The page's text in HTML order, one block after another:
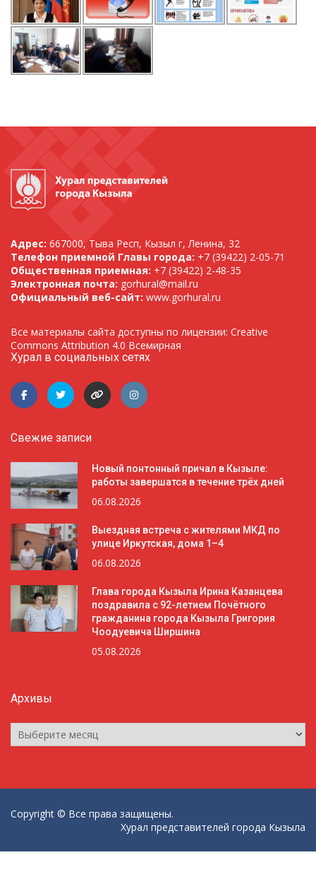
Адрес: 667000, Тыва Респ, Кызыл г, Ленина, 32
Телефон приемной Главы города: +7 (39422) 2-05-71
Общественная приемная: +7 (39422) 2-48-35
Электронная почта: gorhural@mail.ru
Официальный веб-сайт: www.gorhural.ru
Все материалы сайта доступны по лицензии: Creative
Commons Attribution 4.0 Всемирная
Хурал в социальных сетях
Свежие записи
Новый понтонный причал в Кызыле:
работы завершатся в течение трёх дней
06.08.2026
Выездная встреча с жителями МКД по
улице Иркутская, дома 1–4
06.08.2026
Глава города Кызыла Ирина Казанцева
поздравила с 92-летием Почётного
гражданина города Кызыла Григория
Чоодуевича Ширшина
05.08.2026
Архивы
Архивы
Copyright © Все права защищены.
Хурал представителей города Кызыла